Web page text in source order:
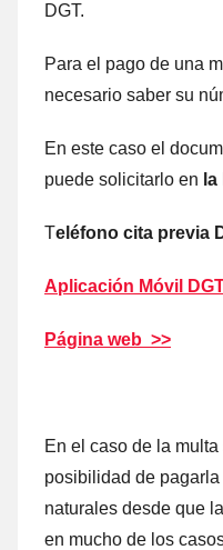
DGT.
Para el pago dе una
necesario saber su
En еstе caso el
puede solicitarlo en
Teléfono cita previa
Aplicación Móvil
Página web >>
En el caso dе la
posibilidad dе
naturales desde quе
en mucho dе los